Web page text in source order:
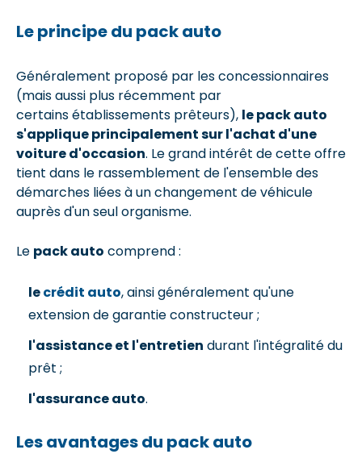
Le principe du pack auto
Généralement proposé par les concessionnaires
(mais aussi plus récemment par
certains établissements prêteurs), le pack auto
s'applique principalement sur l'achat d'une
voiture d'occasion. Le grand intérêt de cette offre
tient dans le rassemblement de l'ensemble des
démarches liées à un changement de véhicule
auprès d'un seul organisme.
Le pack auto comprend :
lecrédit auto, ainsi généralement qu'une
extension de garantie constructeur ;
l'assistance et l'entretien durant l'intégralité du
prêt ;
l'assurance auto.
Les avantages du pack auto